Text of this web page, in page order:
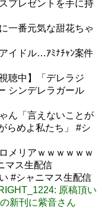
プレゼントを手に持
一番元気な甜花ちゃ
イドル…ｱﾐﾅﾁｬﾝ案件
聴中】「デレラジ
シンデレラガール
ん「言えないことが
らめよ私たち」 #シ
メリアｗｗｗｗｗｗ
マス生配信
#シャニマス生配信
原稿頂い
新刊に紫音さん